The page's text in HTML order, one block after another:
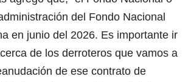
del Fondo Nacional
en junio del 2026. Es importante ir
de los derroteros que vamos a
de ese contrato de